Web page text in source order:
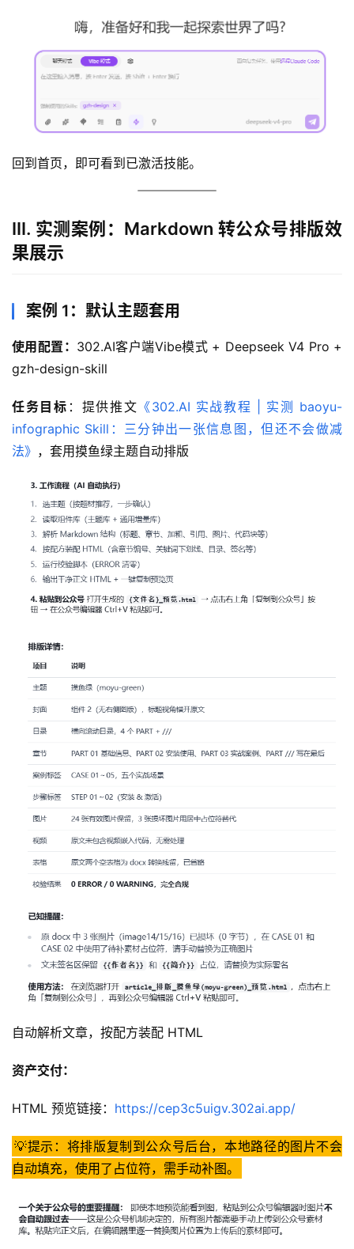
网
题
类
更
新
日
志
回到首页，即可看到已激活技能。
III. 实测案例：Markdown 转公众号排版效
果展示
案例 1：默认主题套用
使用配置： 302.AI客户端Vibe模式 + Deepseek V4 Pro +
gzh-design-skill
任务目标 ：提供推文 《302.AI 实战教程 | 实测 baoyu-
infographic Skill：三分钟出一张信息图，但还不会做减
法》 ，套用摸鱼绿主题自动排版
自动解析文章，按配方装配 HTML
资产交付：
HTML 预览链接： https://cep3c5uigv.302ai.app/
💡提示：将排版复制到公众号后台，本地路径的图片不会
自动填充，使用了占位符，需手动补图。